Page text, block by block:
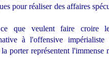
pour réaliser des affaires
que veulent faire croire
à l'offensive
porter représentent l'immense